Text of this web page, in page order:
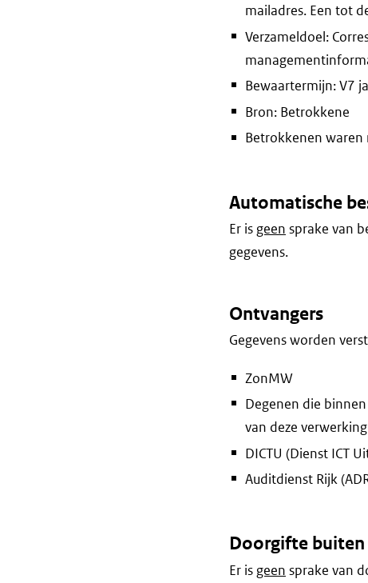
mailadres. Een tot
Verzameldoel:
Bewaartermijn: V7
Bron: Betrokkene
Betrokkenen waren
Automatische
Er is geen sprake van
gegevens.
Ontvangers
Gegevens worden
ZonMW
Degenen die
van deze verwerking
DICTU (Dienst ICT
Auditdienst Rijk
Doorgifte buiten
Er is geen sprake van